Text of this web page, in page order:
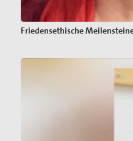
Friedensethische